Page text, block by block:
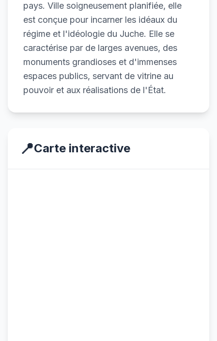
pays. Ville soigneusement planifiée, elle
est conçue pour incarner les idéaux du
régime et l'idéologie du Juche. Elle se
caractérise par de larges avenues, des
monuments grandioses et d'immenses
espaces publics, servant de vitrine au
pouvoir et aux réalisations de l'État.
📍Carte interactive